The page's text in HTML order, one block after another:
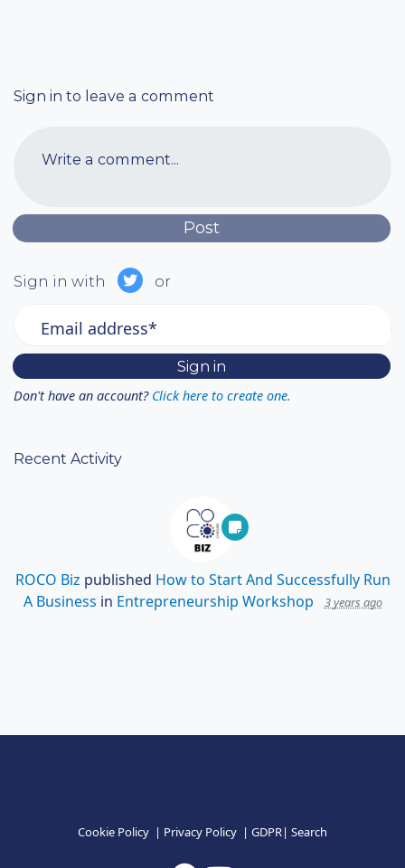
Sign in to leave a comment
Write a comment...
Sign in with or
Email address*
Don't have an account? Click here to create one.
Recent Activity
ROCO Biz published How to Start And Successfully Run
A Business in Entrepreneurship Workshop 3 years ago
Cookie Policy | Privacy Policy | GDPR| Search